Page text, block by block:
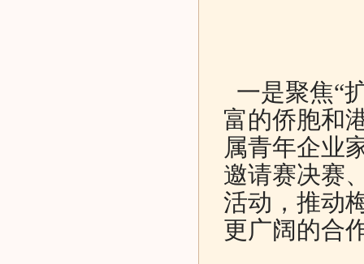
一是聚焦“
富的侨胞和
属青年企业
邀请赛决赛
活动，推动
更广阔的合